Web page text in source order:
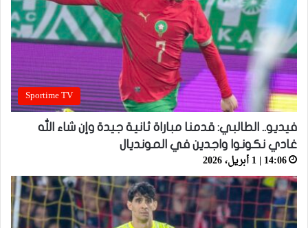
Sportime TV
فيديو.. الطالبي: قدمنا مباراة ثانية جيدة وإن شاء الله
غادي نكونوا واجدين في المونديال
14:06 | 1 أبريل، 2026